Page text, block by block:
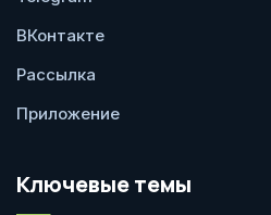
ВКонтакте
Рассылка
Приложение
Ключевые темы